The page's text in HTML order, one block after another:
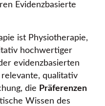
Evidenzbasierte
ist Physiotherapie,
hochwertiger
evidenzbasierten
qualitativ
die Präferenzen
Wissen des